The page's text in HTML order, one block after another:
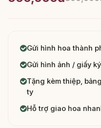
Gửi hình hoa thành
Gửi hình ảnh / giấy
Tặng kèm thiệp,
ty
Hỗ trợ giao hoa